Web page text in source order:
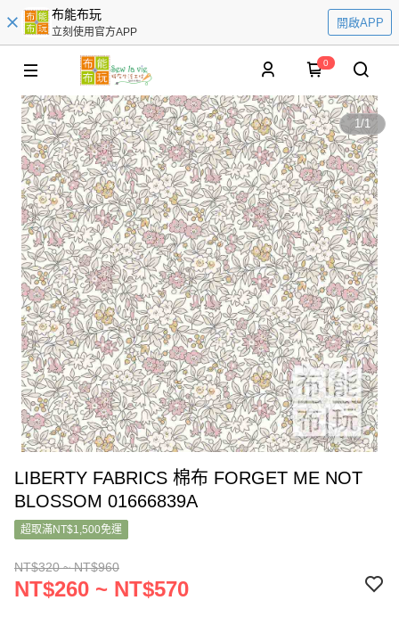
布能布玩
立刻使用官方APP
開啟APP
0
1/1
LIBERTY FABRICS 棉布 FORGET ME NOT
BLOSSOM 01666839A
超取滿NT$1,500免運
NT$320 ~ NT$960
NT$260 ~ NT$570